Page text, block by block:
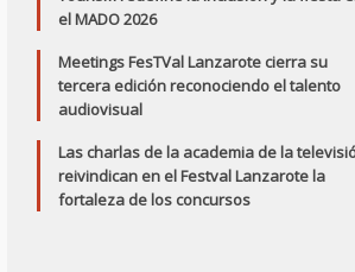
el MADO 2026
Meetings FesTVal Lanzarote cierra su
tercera edición reconociendo el talento
audiovisual
Las charlas de la academia de la
reivindican en el Festval Lanzarote la
fortaleza de los concursos